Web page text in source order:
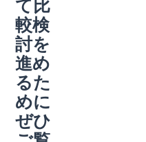
て比
較検
討を
進め
るた
めに
ぜひ